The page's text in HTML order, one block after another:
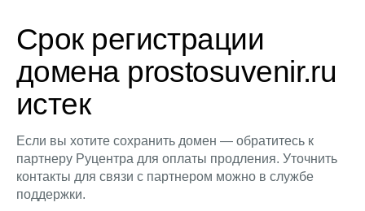
Срок регистрации
домена prostosuvenir.ru
истек
Если вы хотите сохранить домен — обратитесь к
партнеру Руцентра для оплаты продления. Уточнить
контакты для связи с партнером можно в службе
поддержки.